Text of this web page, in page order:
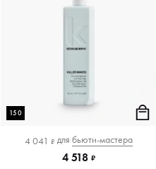
150
4 041 ₽ для бьюти-мастера
4 518 ₽